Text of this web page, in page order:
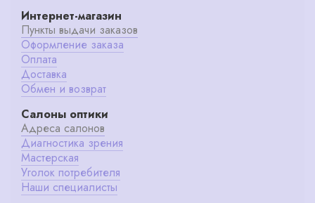
Интернет-магазин
Пункты выдачи заказов
Оформление заказа
Оплата
Доставка
Обмен и возврат
Салоны оптики
Адреса салонов
Диагностика зрения
Мастерская
Уголок потребителя
Наши специалисты